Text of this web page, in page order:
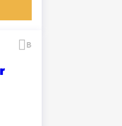
Bewaren